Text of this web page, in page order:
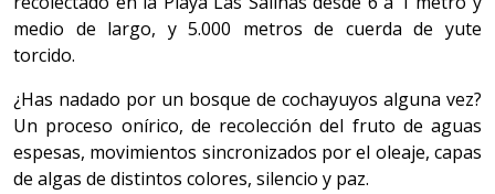
medio de largo, y 5.000 metros de cuerda de yute
torcido.
¿Has nadado por un bosque de cochayuyos alguna vez?
Un proceso onírico, de recolección del fruto de aguas
espesas, movimientos sincronizados por el oleaje, capas
de algas de distintos colores, silencio y paz.